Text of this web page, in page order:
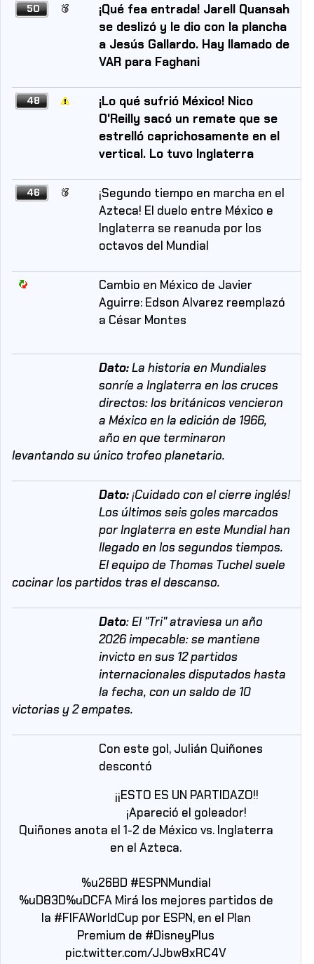
50
¡Qué fea entrada! Jarell Quansah
se deslizó y le dio con la plancha
a Jesús Gallardo. Hay llamado de
VAR para Faghani
48
¡Lo qué sufrió México! Nico
O'Reilly sacó un remate que se
estrelló caprichosamente en el
vertical. Lo tuvo Inglaterra
46
¡Segundo tiempo en marcha en el
Azteca! El duelo entre México e
Inglaterra se reanuda por los
octavos del Mundial
Cambio en México de Javier
Aguirre: Edson Alvarez reemplazó
a César Montes
Dato:La historia en Mundiales
sonríe a Inglaterra en los cruces
directos: los británicos vencieron
a México en la edición de 1966,
año en que terminaron
levantando su único trofeo planetario.
Dato:¡Cuidado con el cierre inglés!
Los últimos seis goles marcados
por Inglaterra en este Mundial han
llegado en los segundos tiempos.
El equipo de Thomas Tuchel suele
cocinar los partidos tras el descanso.
Dato: El "Tri" atraviesa un año
2026 impecable: se mantiene
invicto en sus 12 partidos
internacionales disputados hasta
la fecha, con un saldo de 10
victorias y 2 empates.
Con este gol, Julián Quiñones
descontó
¡¡ESTO ES UN PARTIDAZO!!
¡Apareció el goleador!
Quiñones anota el 1-2 de México vs. Inglaterra
en el Azteca.
%u26BD #ESPNMundial
%uD83D%uDCFA Mirá los mejores partidos de
la #FIFAWorldCup por ESPN, en el Plan
Premium de #DisneyPlus
pic.twitter.com/JJbw8xRC4V